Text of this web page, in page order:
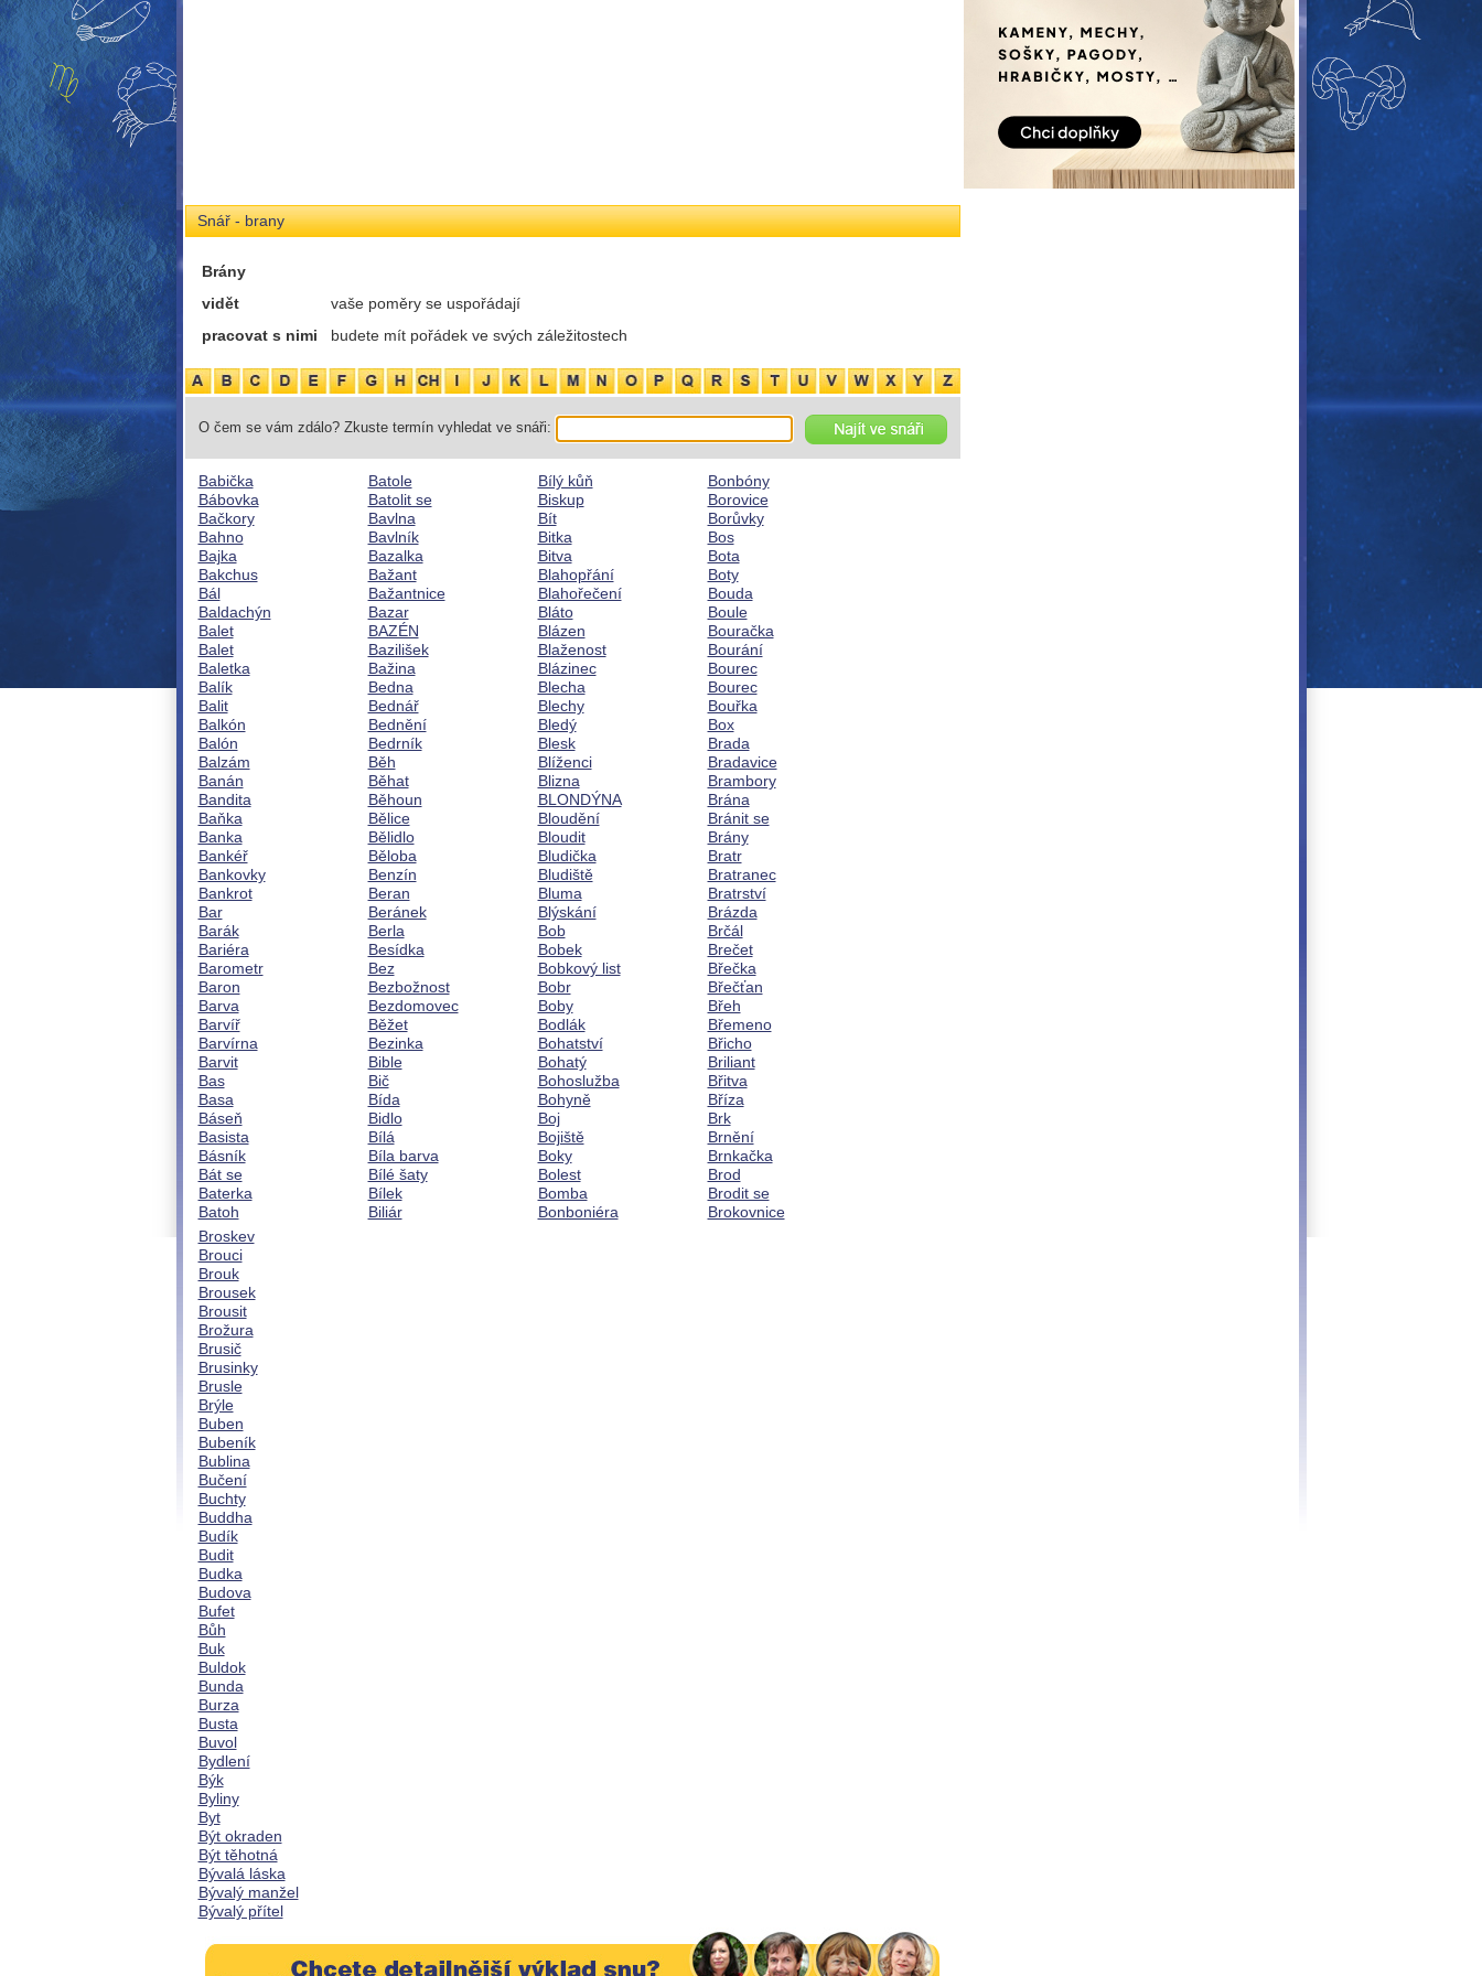
Snář - brany
Brány
vidět
vaše poměry se uspořádají
pracovat s nimi
budete mít pořádek ve svých záležitostech
O čem se vám zdálo? Zkuste termín vyhledat ve snáři:
Babička
Bábovka
Bačkory
Bahno
Bajka
Bakchus
Bál
Baldachýn
Balet
Balet
Baletka
Balík
Balit
Balkón
Balón
Balzám
Banán
Bandita
Baňka
Banka
Bankéř
Bankovky
Bankrot
Bar
Barák
Bariéra
Barometr
Baron
Barva
Barvíř
Barvírna
Barvit
Bas
Basa
Báseň
Basista
Básník
Bát se
Baterka
Batoh
Batole
Batolit se
Bavlna
Bavlník
Bazalka
Bažant
Bažantnice
Bazar
BAZÉN
Bazilišek
Bažina
Bedna
Bednář
Bednění
Bedrník
Běh
Běhat
Běhoun
Bělice
Bělidlo
Běloba
Benzín
Beran
Beránek
Berla
Besídka
Bez
Bezbožnost
Bezdomovec
Běžet
Bezinka
Bible
Bič
Bída
Bidlo
Bílá
Bíla barva
Bílé šaty
Bílek
Biliár
Bílý kůň
Biskup
Bít
Bitka
Bitva
Blahopřání
Blahořečení
Bláto
Blázen
Blaženost
Blázinec
Blecha
Blechy
Bledý
Blesk
Blíženci
Blizna
BLONDÝNA
Bloudění
Bloudit
Bludička
Bludiště
Bluma
Blýskání
Bob
Bobek
Bobkový list
Bobr
Boby
Bodlák
Bohatství
Bohatý
Bohoslužba
Bohyně
Boj
Bojiště
Boky
Bolest
Bomba
Bonboniéra
Bonbóny
Borovice
Borůvky
Bos
Bota
Boty
Bouda
Boule
Bouračka
Bourání
Bourec
Bourec
Bouřka
Box
Brada
Bradavice
Brambory
Brána
Bránit se
Brány
Bratr
Bratranec
Bratrství
Brázda
Brčál
Brečet
Břečka
Břečťan
Břeh
Břemeno
Břicho
Briliant
Břitva
Bříza
Brk
Brnění
Brnkačka
Brod
Brodit se
Brokovnice
Broskev
Brouci
Brouk
Brousek
Brousit
Brožura
Brusič
Brusinky
Brusle
Brýle
Buben
Bubeník
Bublina
Bučení
Buchty
Buddha
Budík
Budit
Budka
Budova
Bufet
Bůh
Buk
Buldok
Bunda
Burza
Busta
Buvol
Bydlení
Býk
Byliny
Byt
Být okraden
Být těhotná
Bývalá láska
Bývalý manžel
Bývalý přítel